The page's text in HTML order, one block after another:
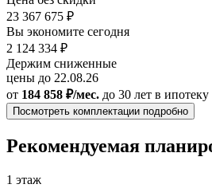
23 367 675 ₽
Вы экономите сегодня
2 124 334 ₽
Держим сниженные
цены до 22.08.26
от 184 858 ₽/мес. до 30 лет в ипотеку
Посмотреть комплектации подробно
Рекомендуемая
1 этаж